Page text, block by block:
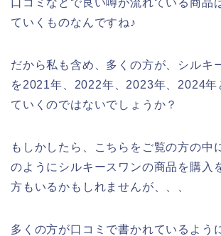
ていくものなんですね♪
だから私も含め、多くの方が、シルキ
を2021年、2022年、2023年、2024年
ていくのではないでしょうか？
もしかしたら、こちらをご覧の方の中
のようにシルキースワンの商品を購入
方もいるかもしれませんが、、、
多くの方が口コミで書かれているよう